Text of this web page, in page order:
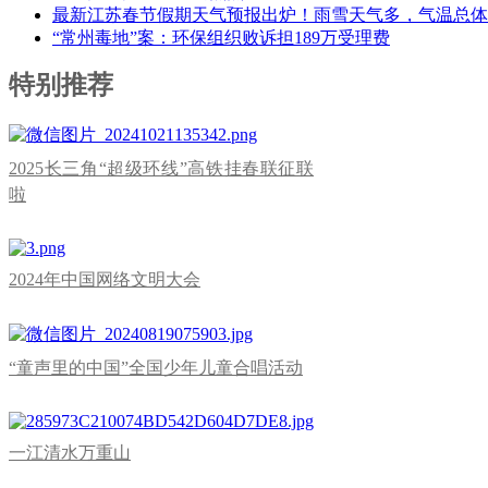
最新江苏春节假期天气预报出炉！雨雪天气多，气温总
“常州毒地”案：环保组织败诉担189万受理费
特别推荐
2025长三角“超级环线”高铁挂春联征联
啦
2024年中国网络文明大会
“童声里的中国”全国少年儿童合唱活动
一江清水万重山